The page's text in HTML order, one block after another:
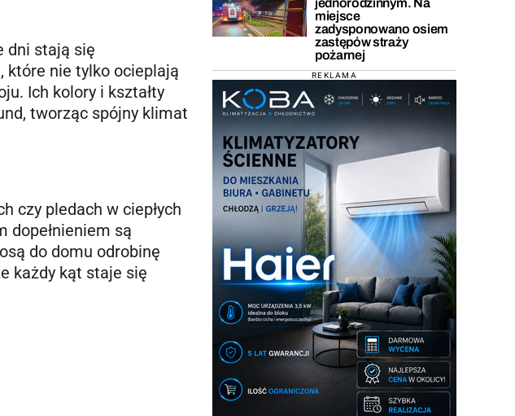
dni stają się
które nie tylko ocieplają
Ich kolory i kształty
tworząc spójny klimat
czy pledach w ciepłych
dopełnieniem są
do domu odrobinę
każdy kąt staje się
miejsce
zadysponowano osiem
zastępów straży
pożarnej
REKLAMA